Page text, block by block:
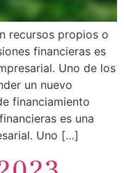
recursos propios o
financieras es
Uno de los
un nuevo
financiamiento
es una
Uno […]